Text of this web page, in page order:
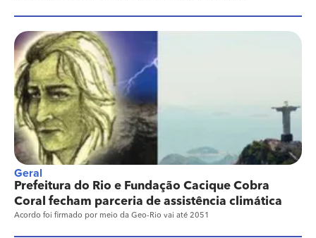
Geral
Prefeitura do Rio e Fundação Cacique Cobra
Coral fecham parceria de assistência climática
Acordo foi firmado por meio da Geo-Rio vai até 2051